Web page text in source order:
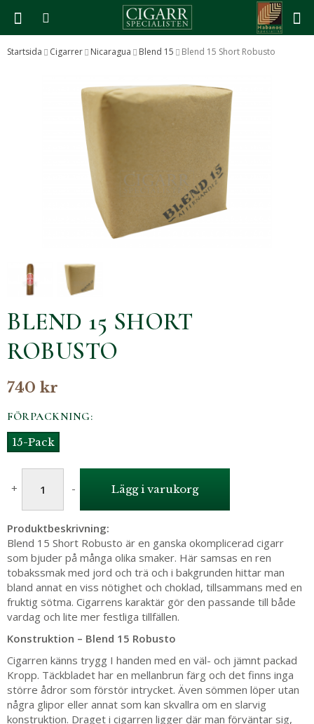
Startsida Cigarrer Nicaragua Blend 15 Blend 15 Short Robusto
BLEND 15 SHORT
ROBUSTO
740 kr
FÖRPACKNING:
15-Pack
+ - Lägg i varukorg
Produktbeskrivning:
Blend 15 Short Robusto är en ganska okomplicerad cigarr
som bjuder på många olika smaker. Här samsas en ren
tobakssmak med jord och trä och i bakgrunden hittar man
bland annat en viss nötighet och choklad, tillsammans med en
fruktig sötma. Cigarrens karaktär gör den passande till både
vardag och lite mer festliga tillfällen.
Konstruktion – Blend 15 Robusto
Cigarren känns trygg I handen med en väl- och jämnt packad
Kropp. Täckbladet har en mellanbrun färg och det finns inga
större ådror som förstör intrycket. Även sömmen löper utan
några glipor eller annat som kan skvallra om en slarvig
konstruktion. Draget i cigarren ligger där man förväntar sig,